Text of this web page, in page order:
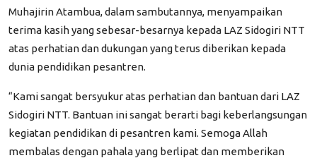
Muhajirin Atambua, dalam sambutannya, menyampaikan
terima kasih yang sebesar-besarnya kepada LAZ Sidogiri NTT
atas perhatian dan dukungan yang terus diberikan kepada
dunia pendidikan pesantren.
“Kami sangat bersyukur atas perhatian dan bantuan dari LAZ
Sidogiri NTT. Bantuan ini sangat berarti bagi keberlangsungan
kegiatan pendidikan di pesantren kami. Semoga Allah
membalas dengan pahala yang berlipat dan memberikan